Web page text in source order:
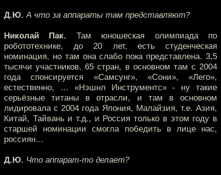
Д.Ю. А что за аппараты там представляют?
Николай Пак. Там юношеская олимпиада по
робототехнике, до 20 лет, есть студенческая
номинация, но там она слабо пока представлена. 3,5
тысячи участников, 65 стран, в основном там с 2004
года спонсируется «Самсунг», «Сони», «Лего»,
естественно, … «Нэшнл Инструментс» - ну такие
серьёзные титаны в отрасли, и там в основном
лидировала с 2004 года Япония, Малайзия, т.е. Азия,
Китай, Тайвань и т.д., и Россия только в этом году в
старшей номинации смогла победить в лице нас,
россиян…
Д.Ю. Что аппарат-то делает?